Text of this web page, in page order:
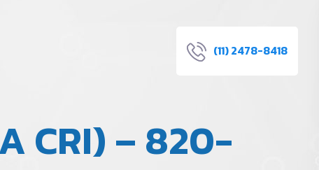
(11) 2478-8418
CRI) – 820-